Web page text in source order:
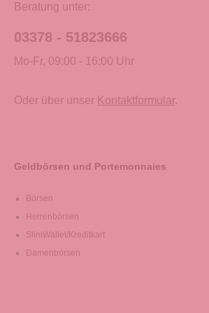
Beratung unter:
03378 - 51823666
Mo-Fr, 09:00 - 16:00 Uhr
Oder über unser Kontaktformular.
Geldbörsen und Portemonnaies
Börsen
Herrenbörsen
SlimWallet/Kreditkart
Damenbörsen